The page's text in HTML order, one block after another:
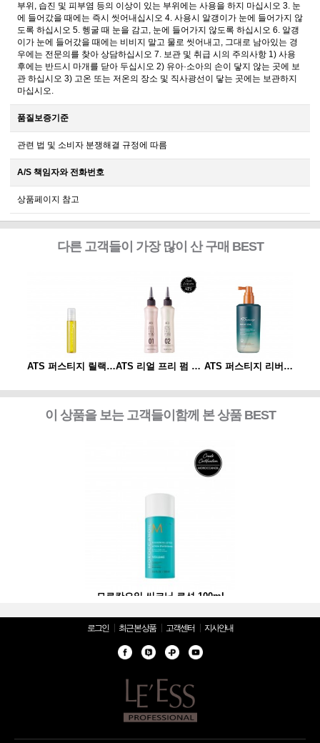
부위, 습진 및 피부염 등의 이상이 있는 부위에는 사용을 하지 마십시오 3. 눈
에 들어갔을 때에는 즉시 씻어내십시오 4. 사용시 알갱이가 눈에 들어가지 않
도록 하십시오 5. 헹굴 때 눈을 감고, 눈에 들어가지 않도록 하십시오 6. 알갱
이가 눈에 들어갔을 때에는 비비지 말고 물로 씻어내고, 그대로 남아있는 경
우에는 전문의를 찾아 상담하십시오 7. 보관 및 취급 시의 주의사항 1) 사용
후에는 반드시 마개를 닫아 두십시오 2) 유아·소아의 손이 닿지 않는 곳에 보
관 하십시오 3) 고온 또는 저온의 장소 및 직사광선이 닿는 곳에는 보관하지
마십시오.
품질보증기준
관련 법 및 소비자 분쟁해결 규정에 따름
A/S 책임자와 전화번호
상품페이지 참고
다른 고객들이 가장 많이 산 구매 BEST
ATS 퍼스티지 릴랙싱 스파오일 10ml ATS 리얼 프리 펌 1제/2제 ATS 퍼스티지 리버시 토닉 140ml
이 상품을 보는 고객들이함께 본 상품 BEST
모로칸오일 씨크닝 로션 100ml
로그인 최근 본 상품 고객센터 지사안내